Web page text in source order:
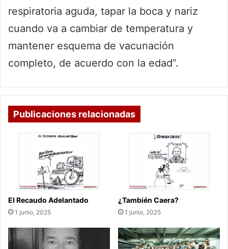
respiratoria aguda, tapar la boca y nariz
cuando va a cambiar de temperatura y
mantener esquema de vacunación
completo, de acuerdo con la edad”.
Publicaciones relacionadas
El Recaudo Adelantado
1 junio, 2025
¿También Caera?
1 junio, 2025